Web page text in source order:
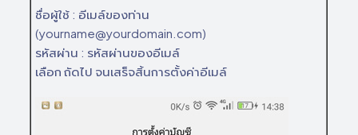
ชื่อผู้ใช้ : อีเมล์ของท่าน
(yourname@yourdomain.com)
รหัสผ่าน : รหัสผ่านของอีเมล์
เลือก ถัดไป จนเสร็จสิ้นการตั้งค่าอีเมล์